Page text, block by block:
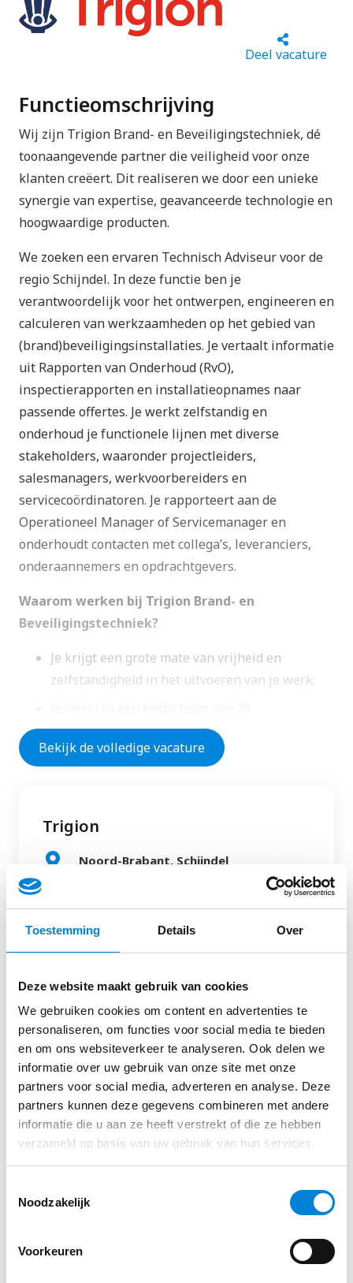
Toestemming Details Over
Deze website maakt gebruik van cookies
We gebruiken cookies om content en advertenties te
personaliseren, om functies voor social media te bieden
en om ons websiteverkeer te analyseren. Ook delen we
informatie over uw gebruik van onze site met onze
partners voor social media, adverteren en analyse. Deze
partners kunnen deze gegevens combineren met andere
informatie die u aan ze heeft verstrekt of die ze hebben
verzameld op basis van uw gebruik van hun services.
Noodzakelijk
Voorkeuren
Deel vacature
Functieomschrijving
Wij zijn Trigion Brand- en Beveiligingstechniek, dé
toonaangevende partner die veiligheid voor onze
klanten creëert. Dit realiseren we door een unieke
synergie van expertise, geavanceerde technologie en
hoogwaardige producten.
We zoeken een ervaren Technisch Adviseur voor de
regio Schijndel. In deze functie ben je
verantwoordelijk voor het ontwerpen, engineeren en
calculeren van werkzaamheden op het gebied van
(brand)beveiligingsinstallaties. Je vertaalt informatie
uit Rapporten van Onderhoud (RvO),
inspectierapporten en installatieopnames naar
passende offertes. Je werkt zelfstandig en
onderhoud je functionele lijnen met diverse
stakeholders, waaronder projectleiders,
salesmanagers, werkvoorbereiders en
servicecoördinatoren. Je rapporteert aan de
Operationeel Manager of Servicemanager en
onderhoudt contacten met collega’s, leveranciers,
onderaannemers en opdrachtgevers.
Waarom werken bij Trigion Brand- en
Beveiligingstechniek?
Je krijgt een grote mate van vrijheid en
zelfstandigheid in het uitvoeren van je werk;
professionals;
Je bent onderdeel van een grote, professionele
Je hebt een diverse klantenportefeuille en
mogelijkheden voor ontwikkeling in integrale
Ontwerpen, engineeren en calculeren van
(technische) adviezen;
Begeleiden van de uitvoering op basis van zelf
uitgebrachte adviezen;
Bijdragen aan een winstgevende, continu
groeiende bedrijfsvoering.
Bij Trigion Brand- en Beveiligingstechniek ben jij
niet zomaar een Technisch Adviseur. Je bent een
essentiële schakel in ons succes, waar leiderschap,
samenkomen.
Bekijk de volledige vacature
Trigion
Noord-Brabant, Schijndel
Vul je gegevens in via ons sollicitatie formulier
Solliciteren